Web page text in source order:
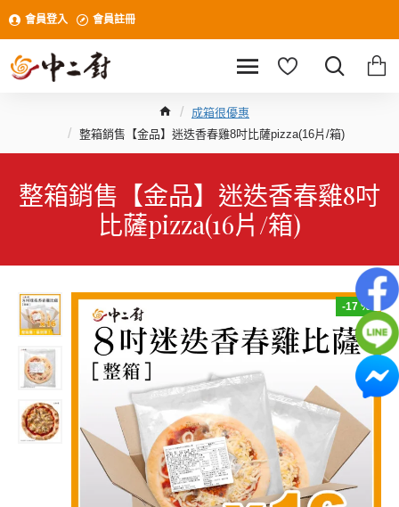
會員登入 會員註冊
成箱很優惠
整箱銷售【金品】迷迭香春雞8吋比薩pizza(16片/箱)
整箱銷售【金品】迷迭香春雞8吋
比薩pizza(16片/箱)
-17 %